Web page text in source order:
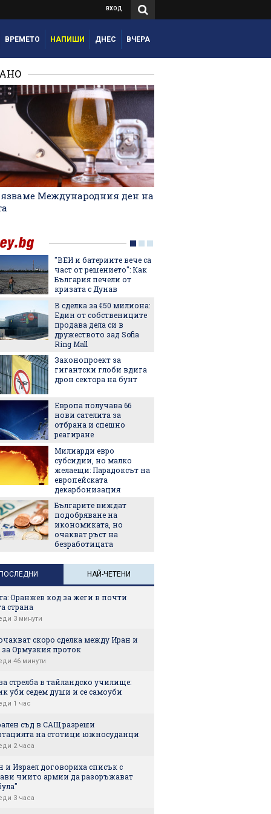
ВХОД
ВРЕМЕТО НАПИШИ ДНЕС ВЧЕРА
Международния ден на
"ВЕИ и батериите вече са
част от решението": Как
България печели от
кризата с Дунав
В сделка за €50 милиона:
Един от собствениците
продава дела си в
дружеството зад Sofia
Ring Mall
Законопроект за
гигантски глоби вдига
дрон сектора на бунт
Европа получава 66
нови сателита за
отбрана и спешно
реагиране
Милиарди евро
субсидии, но малко
желаещи: Парадоксът на
европейската
декарбонизация
Българите виждат
подобряване на
икономиката, но
очакват ръст на
безработицата
НАЙ-ЧЕТЕНИ
Оранжев код за жеги в почти
страна
3 минути
скоро сделка между Иран и
Ормузкия проток
46 минути
стрелба в тайландско училище:
уби седем души и се самоуби
1 час
съд в САЩ разреши
на стотици южносуданци
2 часа
и Израел договориха списък с
чиито армии да разоръжават
3 часа